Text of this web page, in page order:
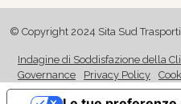
© Copyright 2024 Sita Sud
Indagine di Soddisfazione della
Governance
Privacy Policy